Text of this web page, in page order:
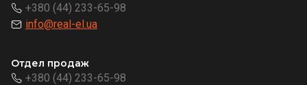
+380 (44) 233-65-98
info@real-el.ua
Отдел продаж
+380 (44) 233-65-98